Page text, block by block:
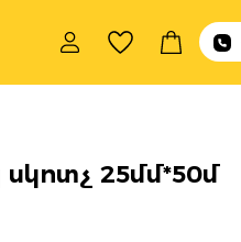
25մմ*50մ